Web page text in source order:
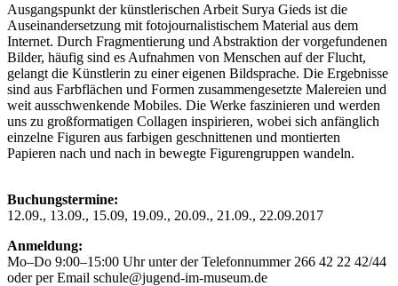
Ausgangspunkt der künstlerischen Arbeit Surya Gieds ist die
Auseinandersetzung mit fotojournalistischem Material aus dem
Internet. Durch Fragmentierung und Abstraktion der vorgefundenen
Bilder, häufig sind es Aufnahmen von Menschen auf der Flucht,
gelangt die Künstlerin zu einer eigenen Bildsprache. Die Ergebnisse
sind aus Farbflächen und Formen zusammengesetzte Malereien und
weit ausschwenkende Mobiles. Die Werke faszinieren und werden
uns zu großformatigen Collagen inspirieren, wobei sich anfänglich
einzelne Figuren aus farbigen geschnittenen und montierten
Papieren nach und nach in bewegte Figurengruppen wandeln.
Buchungstermine:
12.09., 13.09., 15.09, 19.09., 20.09., 21.09., 22.09.2017
Anmeldung:
Mo–Do 9:00–15:00 Uhr unter der Telefonnummer 266 42 22 42/44
oder per Email schule@jugend-im-museum.de